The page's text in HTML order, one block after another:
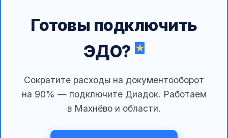
Готовы подключить
ЭДО?
Сократите расходы на документооборот
на 90% — подключите Диадок. Работаем
в Махнёво и области.